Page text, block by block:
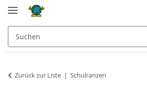
Zurück zur Liste Schulranzen